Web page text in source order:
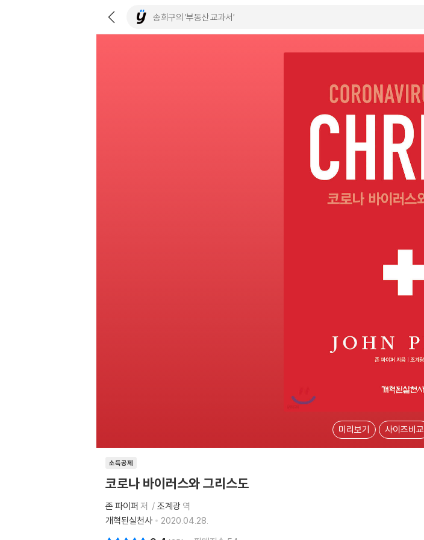
미리보기 사이즈비교
소득공제
코로나 바이러스와 그리스도
존 파이퍼 저 조계광 역
개혁된실천사
2020.04.28.